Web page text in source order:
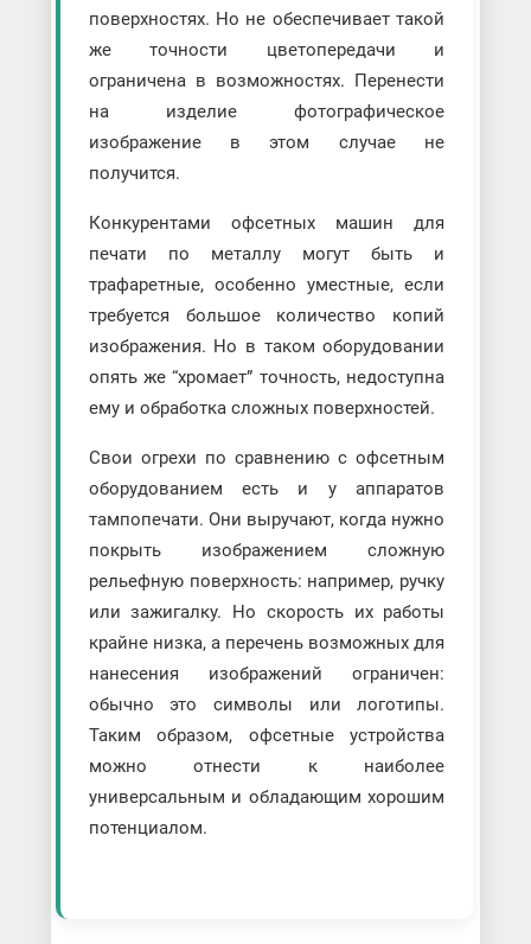
поверхностях. Но не обеспечивает такой
же точности цветопередачи и
ограничена в возможностях. Перенести
на изделие фотографическое
изображение в этом случае не
получится.
Конкурентами офсетных машин для
печати по металлу могут быть и
трафаретные, особенно уместные, если
требуется большое количество копий
изображения. Но в таком оборудовании
опять же “хромает” точность, недоступна
ему и обработка сложных поверхностей.
Свои огрехи по сравнению с офсетным
оборудованием есть и у аппаратов
тампопечати. Они выручают, когда нужно
покрыть изображением сложную
рельефную поверхность: например, ручку
или зажигалку. Но скорость их работы
крайне низка, а перечень возможных для
нанесения изображений ограничен:
обычно это символы или логотипы.
Таким образом, офсетные устройства
можно отнести к наиболее
универсальным и обладающим хорошим
потенциалом.